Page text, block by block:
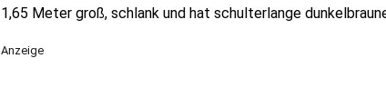
1,65 Meter groß, schlank und hat schulterlange
Anzeige